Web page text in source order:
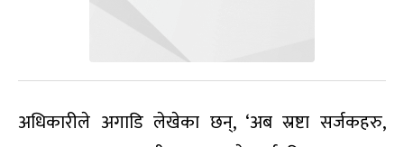
अधिकारीले अगाडि लेखेका छन्, ‘अब स्रष्टा सर्जकहरु,